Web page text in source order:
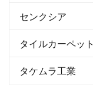
センクシア
タイルカーペット
タケムラ工業